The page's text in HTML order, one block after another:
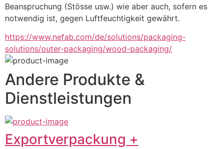
Beanspruchung (Stösse usw.) wie aber auch, sofern es
notwendig ist, gegen Luftfeuchtigkeit gewährt.
https://www.nefab.com/de/solutions/packaging-
solutions/outer-packaging/wood-packaging/
Andere Produkte &
Dienstleistungen
Exportverpackung +